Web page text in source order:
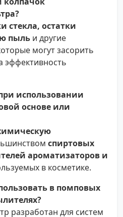
стекла, остатки
пыль и другие
могут засорить
эффективность
использовании
основе или
спиртовых
ароматизаторов и
в косметике.
в помповых
разработан для систем